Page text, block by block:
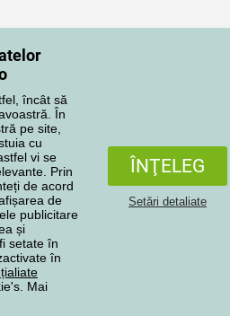
încât să
În
pe site,
cu
vi se
Prin
de acord
de
publicitare
și
setate în
în
Mai
ÎNŢELEG
Setări detaliate